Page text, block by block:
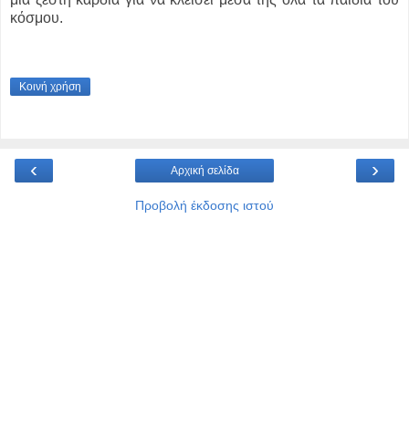
κόσμου.
Κοινή χρήση
‹ ›
Αρχική σελίδα
Προβολή έκδοσης ιστού